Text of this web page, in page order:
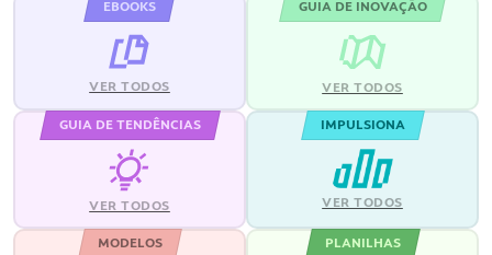
EBOOKS
VER TODOS
GUIA DE INOVAÇÃO
VER TODOS
GUIA DE TENDÊNCIAS
VER TODOS
IMPULSIONA
VER TODOS
MODELOS PLANILHAS